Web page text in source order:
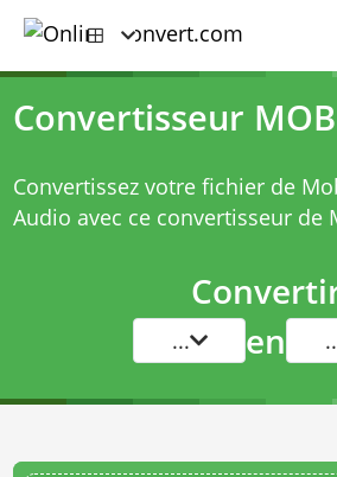
Convertisseur
Convertissez votre fichier de
Audio avec ce convertisseur de
... en